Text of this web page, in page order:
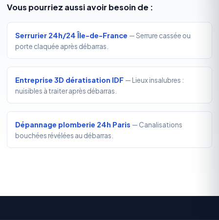
Vous pourriez aussi avoir besoin de :
Serrurier 24h/24 Île-de-France — Serrure cassée ou
porte claquée après débarras.
Entreprise 3D dératisation IDF — Lieux insalubres :
nuisibles à traiter après débarras.
Dépannage plomberie 24h Paris — Canalisations
bouchées révélées au débarras.